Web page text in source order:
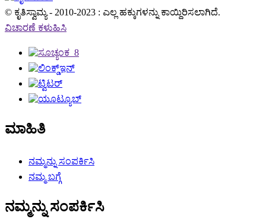
© ಕೃತಿಸ್ವಾಮ್ಯ - 2010-2023 : ಎಲ್ಲ ಹಕ್ಕುಗಳನ್ನು ಕಾಯ್ದಿರಿಸಲಾಗಿದೆ.
ವಿಚಾರಣೆ ಕಳುಹಿಸಿ
ಮಾಹಿತಿ
ನಮ್ಮನ್ನು ಸಂಪರ್ಕಿಸಿ
ನಮ್ಮ ಬಗ್ಗೆ
ನಮ್ಮನ್ನು ಸಂಪರ್ಕಿಸಿ